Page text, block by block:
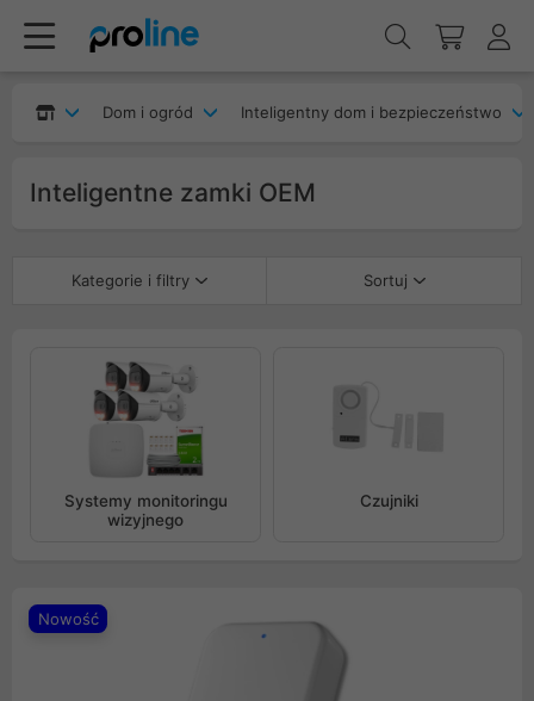
Dom i ogród Inteligentny dom i bezpieczeństwo
Inteligentne zamki OEM
Kategorie i filtry Sortuj
Systemy monitoringu
wizyjnego
Czujniki
Nowość